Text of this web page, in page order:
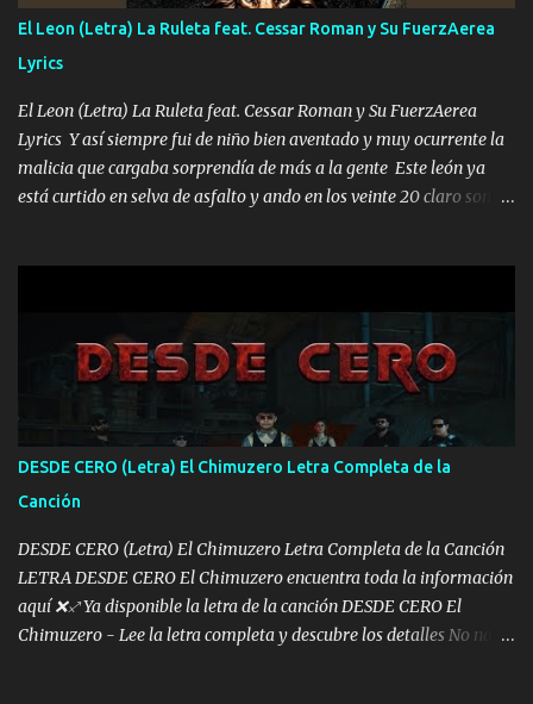
FALTA UN HERMANO DE CLAVE ERA EL 24 SIEMPRE FUE UN
HOMBRE VALIENTE POR ALGO M'URIÓ PELEAND0 SIEMPRE
VIO POR LA FAMILIA PARA QUE SIGA EL LEGADO Es el DOS de
los HERMANOS un cerebro inteligente y com...
El Leon (Letra) La Ruleta feat. Cessar Roman y Su FuerzAerea
Lyrics
El Leon (Letra) La Ruleta feat. Cessar Roman y Su FuerzAerea
Lyrics Y así siempre fui de niño bien aventado y muy ocurrente la
malicia que cargaba sorprendía de más a la gente Este león ya
está curtido en selva de asfalto y ando en los veinte 20 claro son
pa más pues hay charola les voy a dar hasta topar pues no hay de
otra Música Surcando bien mi camino voy por mi línea no veo a
los lados aquel que no corre vuela no se me duerm voy chicoteado
Ya pasé varias hazañas ya tienen rato que me agarran el colmillo
de este León los estatales no sé esperaron Al tiro esta la PrimiZa
también la nueve que cargo al lado doy la mano al que su amigo y
al traicionero damos pa abajo Y No me paran aquí hay pa más
pues hay charola les voy a dar hasta topar pues no hay de otra...
DESDE CERO (Letra) El Chimuzero Letra Completa de la
Canción
DESDE CERO (Letra) El Chimuzero Letra Completa de la Canción
LETRA DESDE CERO El Chimuzero encuentra toda la información
aquí ❌♐ Ya disponible la letra de la canción DESDE CERO El
Chimuzero - Lee la letra completa y descubre los detalles No nací